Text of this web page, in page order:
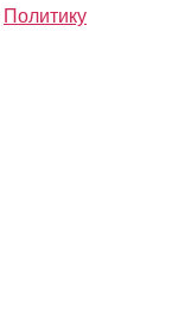
Политику